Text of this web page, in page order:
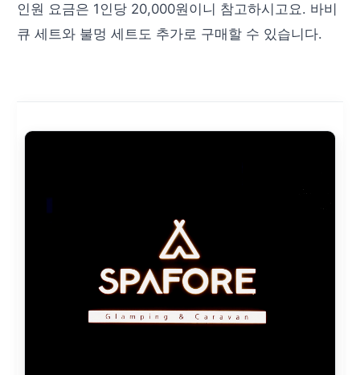
인원 요금은 1인당 20,000원이니 참고하시고요. 바비
큐 세트와 불멍 세트도 추가로 구매할 수 있습니다.